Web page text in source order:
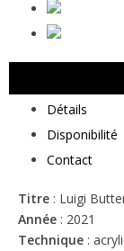
Détails
Disponibilité
Contact
Titre : Luigi
Année : 2021
Technique :